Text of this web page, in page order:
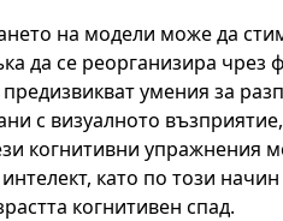
на модели може да
да се реорганизира
умения за
с визуалното
когнитивни упражнения
като по този
когнитивен спад.